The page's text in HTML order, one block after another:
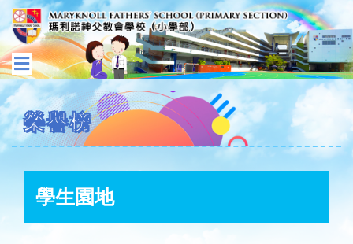
榮譽榜
學生園地